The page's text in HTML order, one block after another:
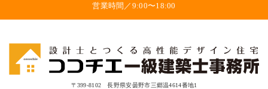
営業時間／9:00〜18:00
〒399-8102 長野県安曇野市三郷温4614番地1